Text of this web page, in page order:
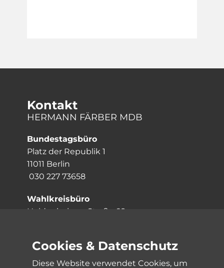
Kontakt
HERMANN FÄRBER MDB
Bundestagsbüro
Platz der Republik 1
11011 Berlin
030 227 73658
Wahlkreisbüro
Heidenheimer Straße 68
Links
Cookies & Datenschutz
Diese Website verwendet Cookies, um